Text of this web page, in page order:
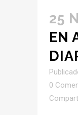
25
EN
0